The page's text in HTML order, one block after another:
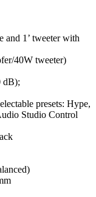
1’ tweeter with
40W tweeter)
dB);
presets: Hype,
Studio Control